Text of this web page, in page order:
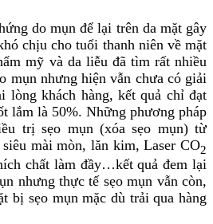
do mụn để lại trên da mặt gây
chịu cho tuổi thanh niên về mặt
mỹ và da liễu đã tìm rất nhiều
mụn nhưng hiện vẫn chưa có giải
lòng khách hàng, kết quả chỉ đạt
lắm là 50%. Những phương pháp
trị sẹo mụn (xóa sẹo mụn)từ
mài mòn, lăn kim, Laser CO2
chất làm đầy…kết quả đem lại
nhưng thực tế sẹo mụn vẫn còn,
bị sẹo mụn mặc dù trải qua hàng